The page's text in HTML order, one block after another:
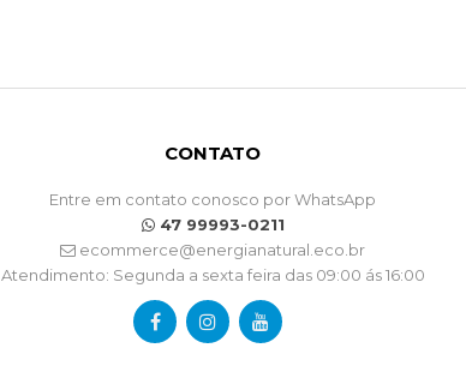
CONTATO
Entre em contato conosco por WhatsApp
47 99993-0211
ecommerce@energianatural.eco.br
Atendimento: Segunda a sexta feira das 09:00 ás 16:00